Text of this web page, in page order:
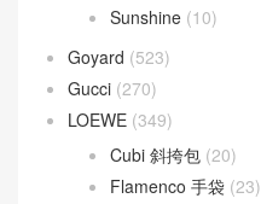
Sunshine (10)
Goyard (523)
Gucci (270)
LOEWE (349)
Cubi 斜挎包 (20)
Flamenco 手袋 (23)